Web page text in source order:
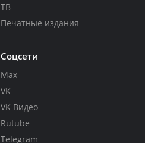
ТВ
Печатные издания
Соцсети
Max
VK
VK Видео
Rutube
Telegram